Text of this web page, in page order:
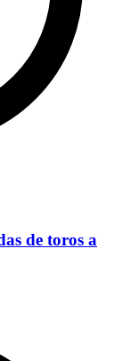
de toros a